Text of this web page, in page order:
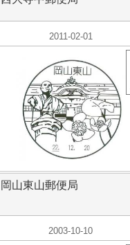
2011-02-01
岡山東山郵便局
2003-10-10